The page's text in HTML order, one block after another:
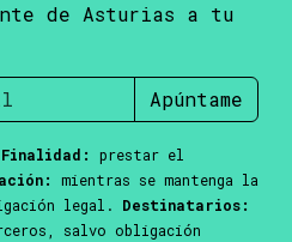
de Asturias a tu
Apúntame
Finalidad:
prestar el
mientras se mantenga la
legal. Destinatarios:
salvo obligación